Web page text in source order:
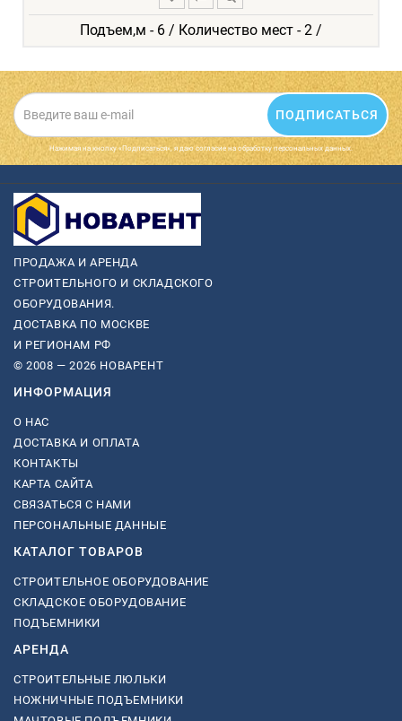
Подъем,м - 6 / Количество мест - 2 /
ПОДПИСАТЬСЯ
Нажимая на кнопку «Подписаться», я даю cогласие на обработку персональных данных.
ПРОДАЖА И АРЕНДА
СТРОИТЕЛЬНОГО И СКЛАДСКОГО
ОБОРУДОВАНИЯ.
ДОСТАВКА ПО МОСКВЕ
И РЕГИОНАМ РФ
© 2008 — 2026 НОВАРЕНТ
ИНФОРМАЦИЯ
О НАС
ДОСТАВКА И ОПЛАТА
КОНТАКТЫ
КАРТА САЙТА
СВЯЗАТЬСЯ С НАМИ
ПЕРСОНАЛЬНЫЕ ДАННЫЕ
КАТАЛОГ ТОВАРОВ
СТРОИТЕЛЬНОЕ ОБОРУДОВАНИЕ
СКЛАДСКОЕ ОБОРУДОВАНИЕ
ПОДЪЕМНИКИ
АРЕНДА
СТРОИТЕЛЬНЫЕ ЛЮЛЬКИ
НОЖНИЧНЫЕ ПОДЪЕМНИКИ